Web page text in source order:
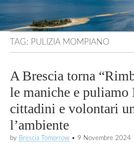
TAG: PULIZIA MOMPIANO
A Brescia torna
le maniche e puliamo
cittadini e volontari
l’ambiente
by Brescia Tomorrow • 9 Novembre 2024